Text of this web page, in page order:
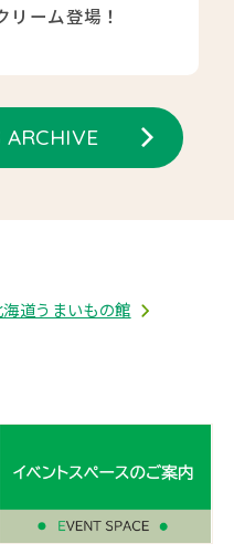
リーム登場！
ARCHIVE
海道うまいもの館